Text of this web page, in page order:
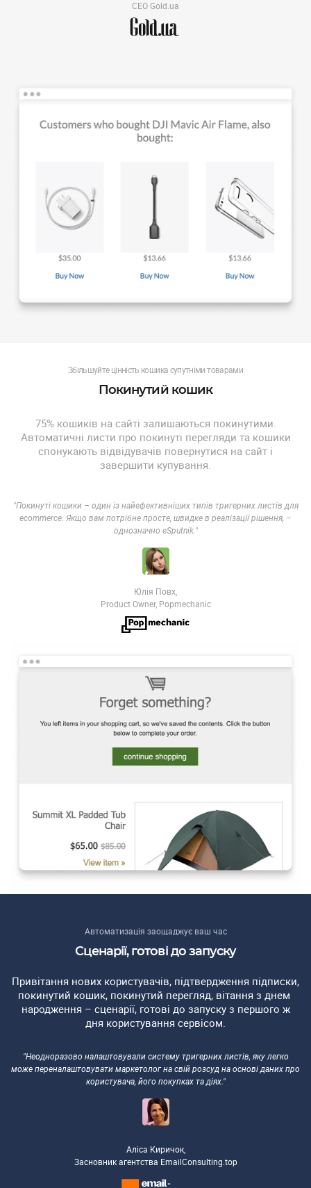
CEO Gold.ua
Збільшуйте цінність кошика супутніми товарами
Покинутий кошик
75% кошиків на сайті залишаються покинутими.
Автоматичні листи про покинуті перегляди та кошики
спонукають відвідувачів повернутися на сайт і
завершити купування.
"Покинуті кошики – один із найефективніших типів тригерних листів для
ecommerce. Якщо вам потрібне просте, швидке в реалізації рішення, –
однозначно eSputnik."
Юлія Повх,
Product Owner, Popmechanic
Автоматизація заощаджує ваш час
Сценарії, готові до запуску
Привітання нових користувачів, підтвердження підписки,
покинутий кошик, покинутий перегляд, вітання з днем ​​
народження – сценарії, готові до запуску з першого ж
дня користування сервісом.
"Неодноразово налаштовували систему тригерних листів, яку легко
може переналаштовувати маркетолог на свій розсуд на основі даних про
користувача, його покупках та діях."
Аліса Киричок,
Засновник агентства EmailConsulting.top